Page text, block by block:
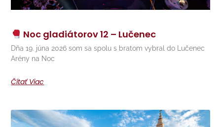
Noc gladiátorov 12 – Lučenec
Dňa 19. júna 2026 som sa spolu s bratom vybral do Lučenec
Arény na Noc
Čítať Viac